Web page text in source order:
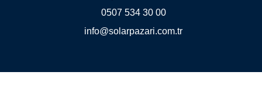
0507 534 30 00
info@solarpazari.com.tr